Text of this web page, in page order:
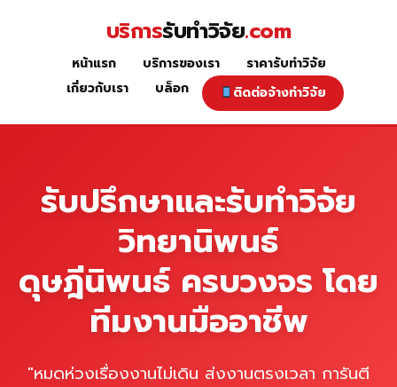
หน้าแรก
บริการรับทำวิจัย.com
หน้าแรก บริการของเรา
ราคารับทำวิจัย
เกี่ยวกับเรา
บล็อก ติดต่อจ้างทำวิจัย
รับปรึกษาและรับทำวิจัย
วิทยานิพนธ์
ดุษฎีนิพนธ์ ครบวงจร โดย
ทีมงานมืออาชีพ
"หมดห่วงเรื่องงานไม่เดิน ส่งงานตรงเวลา การันตี